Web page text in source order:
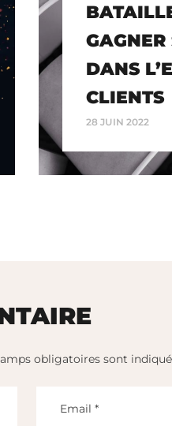
GAGNER
DANS
CLIENTS
28 JUIN 2022
obligatoires sont